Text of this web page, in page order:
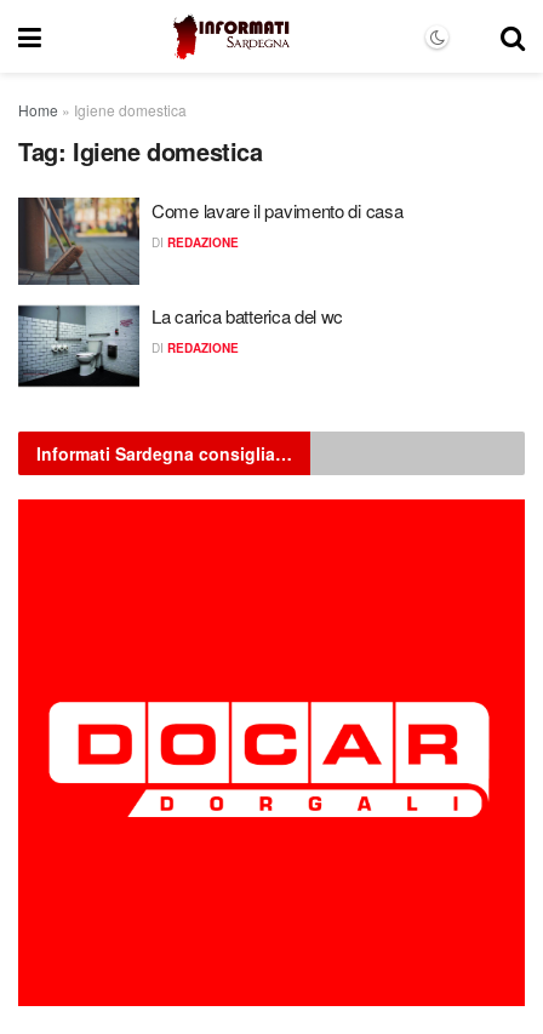
Home » Igiene domestica
Tag: Igiene domestica
Come lavare il pavimento di casa
DI REDAZIONE
La carica batterica del wc
DI REDAZIONE
Informati Sardegna consiglia…